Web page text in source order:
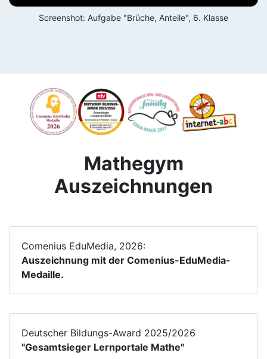
Screenshot: Aufgabe "Brüche, Anteile", 6. Klasse
Mathegym
Auszeichnungen
Comenius EduMedia, 2026:
Auszeichnung mit der Comenius-EduMedia-
Medaille.
Deutscher Bildungs-Award 2025/2026
"Gesamtsieger Lernportale Mathe"